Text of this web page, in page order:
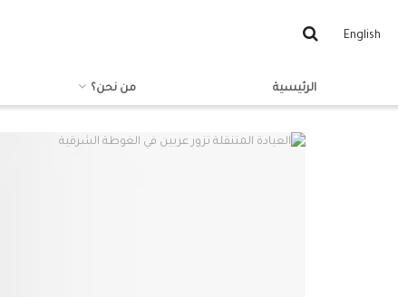
English
الرئيسية من نحن؟